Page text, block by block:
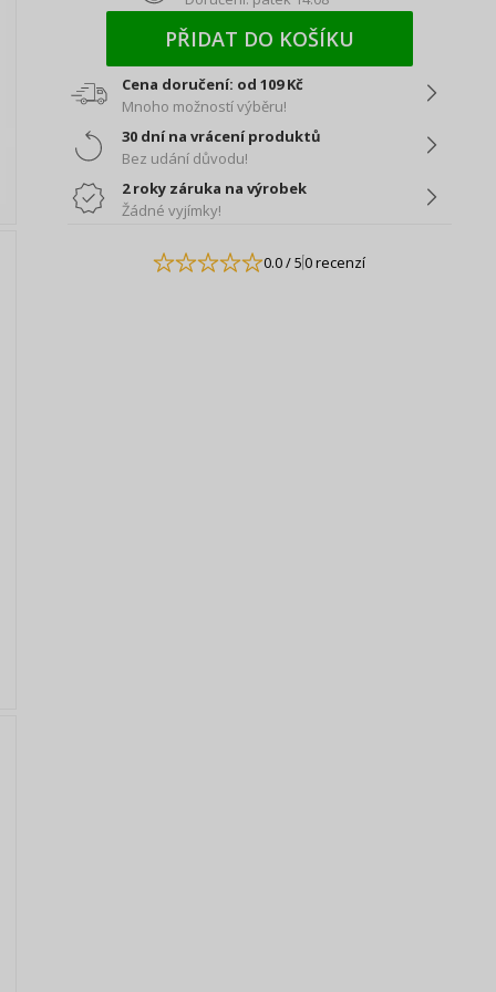
PŘIDAT DO KOŠÍKU
Cena doručení: od 109 Kč
Mnoho možností výběru!
30 dní na vrácení produktů
Bez udání důvodu!
2 roky záruka na výrobek
Žádné vyjímky!
0.0/ 50 recenzí